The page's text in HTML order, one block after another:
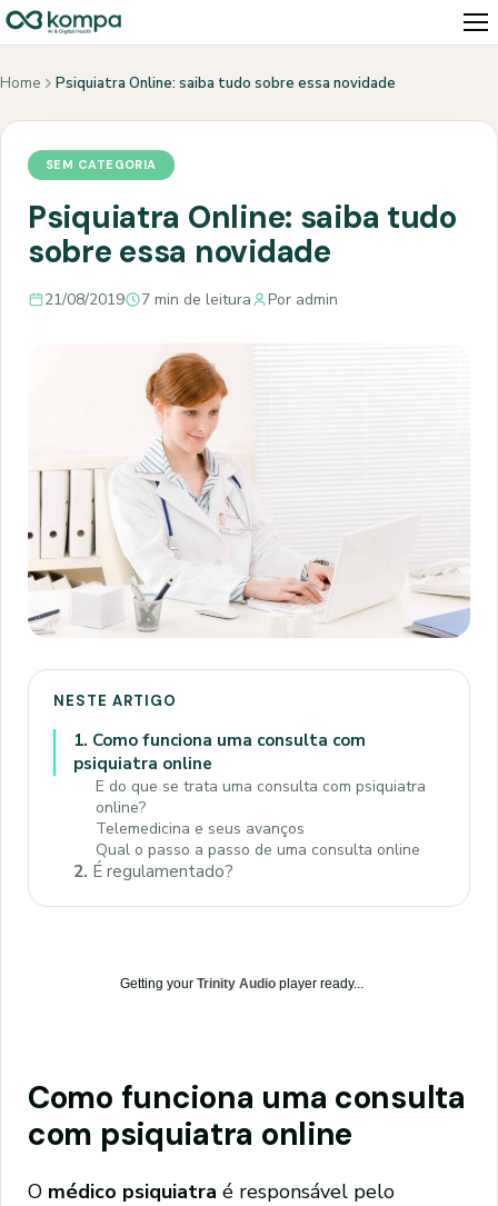
Home Psiquiatra Online: saiba tudo sobre essa novidade
SEM CATEGORIA
Psiquiatra Online: saiba tudo
sobre essa novidade
21/08/2019 7 min de leitura Por admin
NESTE ARTIGO
1. Como funciona uma consulta com
psiquiatra online
E do que se trata uma consulta com psiquiatra
online?
Telemedicina e seus avanços
Qual o passo a passo de uma consulta online
2. É regulamentado?
Getting your Trinity Audio player ready...
Como funciona uma consulta
com psiquiatra online
O médico psiquiatra é responsável pelo